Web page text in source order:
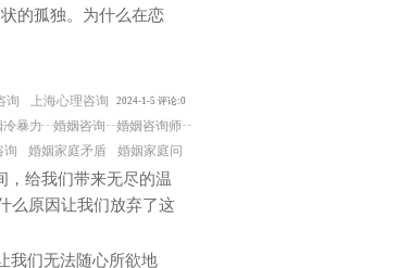
的孤独。为什么在恋
2024-1-5 评论:0
询
上海心理咨询
冷暴力 婚姻咨询
婚姻咨询师
询 婚姻家庭矛盾
婚姻家庭问
，给我们带来无尽的温
么原因让我们放弃了这
我们无法随心所欲地